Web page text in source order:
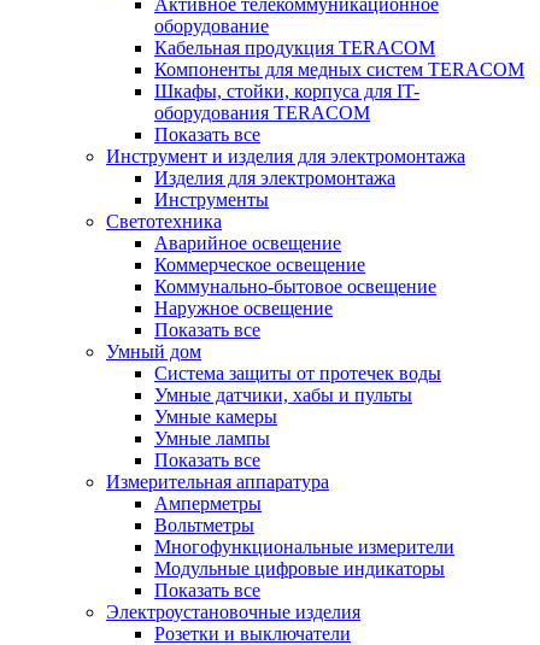
Активное телекоммуникационное
оборудование
Кабельная продукция TERACOM
Компоненты для медных систем TERACOM
Шкафы, стойки, корпуса для IT-
оборудования TERACOM
Показать все
Инструмент и изделия для электромонтажа
Изделия для электромонтажа
Инструменты
Светотехника
Аварийное освещение
Коммерческое освещение
Коммунально-бытовое освещение
Наружное освещение
Показать все
Умный дом
Система защиты от протечек воды
Умные датчики, хабы и пульты
Умные камеры
Умные лампы
Показать все
Измерительная аппаратура
Амперметры
Вольтметры
Многофункциональные измерители
Модульные цифровые индикаторы
Показать все
Электроустановочные изделия
Розетки и выключатели